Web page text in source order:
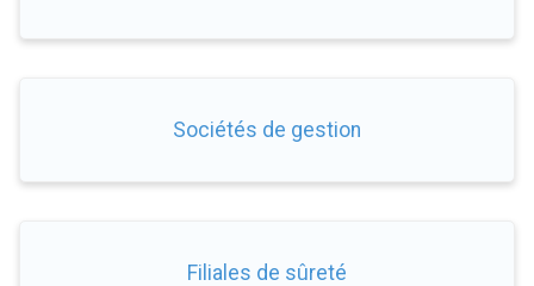
Sociétés de gestion
Filiales de sûreté